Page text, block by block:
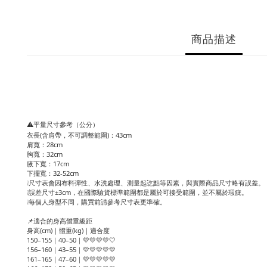
商品描述
⚠️平量尺寸參考（公分）
衣長(含肩帶，不可調整範圍)：43cm
肩寬：28cm
胸寬：32cm
腋下寬：17cm
下擺寬：32-52cm
❕尺寸表會因布料彈性、水洗處理、測量起訖點等因素，與實際商品尺寸略有誤差。
❕誤差尺寸±3cm，在國際驗貨標準範圍都是屬於可接受範圍，並不屬於瑕疵。
❕每個人身型不同，購買前請參考尺寸表更準確。
📌適合的身高體重級距
身高(cm)｜體重(kg)｜適合度
150–155｜40–50｜💛💛💛💛🤍
156–160｜43–55｜💛💛💛💛💛
161–165｜47–60｜💛💛💛💛💛